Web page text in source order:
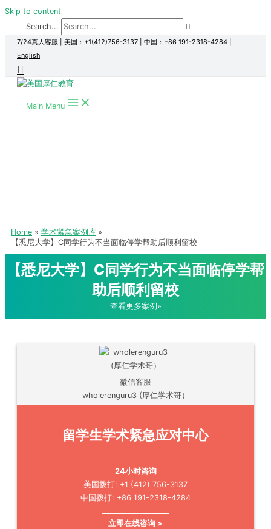
Skip to content
Search...
7/24真人客服 美国：+1(412)756-3137 中国：+86 191-2318-4284
English
Main Menu
Home
学术紧急案例库
【悉尼大学】C同学行为不当面临停学帮助后顺利留校
【悉尼大学】C同学行为不当面临停学帮
助后顺利留校
查看更多案例»
微信客服
wholerenguru3 (厚仁学术哥）
留学生学术紧急应对中心
24小时咨询
美国拨打: +1 (412) 756-3137
中国拨打: +86 191-2318-4284
立即在线咨询 >